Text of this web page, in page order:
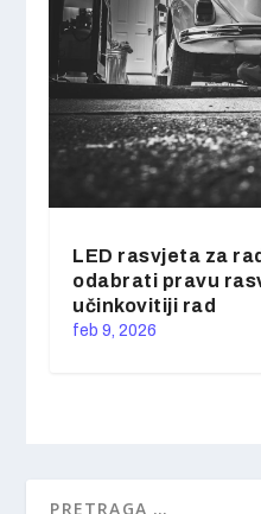
LED rasvjeta za
odabrati pravu
učinkovitiji rad
feb 9, 2026